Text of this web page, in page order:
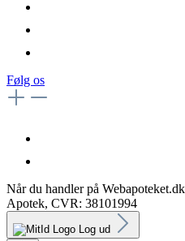
Følg os
Når du handler på
Apotek, CVR: 38101994
Log ud